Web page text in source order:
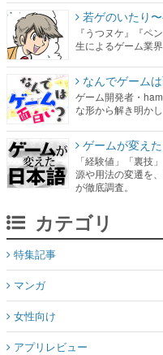
若ゲのいたり
『うつヌケ』『ペ
生によるゲーム業
なんでゲーム
ゲーム開発者・
な形から解き明か
ゲームが変え
「経験値」「裏技
源や用法の変遷を
が徹底調査。
カテゴリ
特集記事
マンガ
女性向け
アプリレビュー